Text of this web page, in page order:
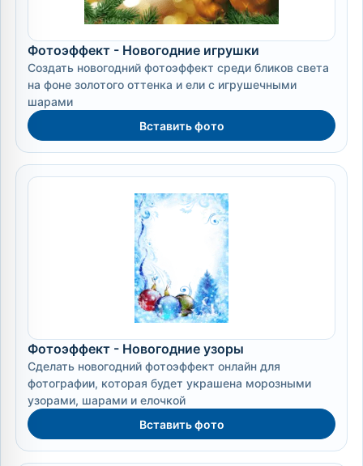
Фотоэффект - Новогодние игрушки
Создать новогодний фотоэффект среди бликов света
на фоне золотого оттенка и ели с игрушечными
шарами
Вставить фото
Фотоэффект - Новогодние узоры
Сделать новогодний фотоэффект онлайн для
фотографии, которая будет украшена морозными
узорами, шарами и елочкой
Вставить фото